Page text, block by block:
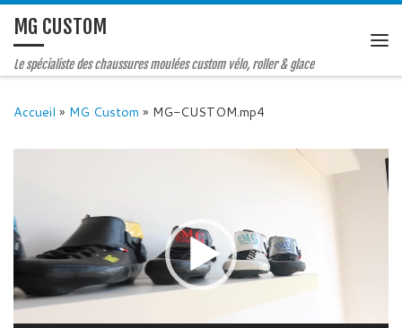
MG CUSTOM
Le spécialiste des chaussures moulées custom vélo, roller & glace
Accueil » MG Custom » MG-CUSTOM.mp4